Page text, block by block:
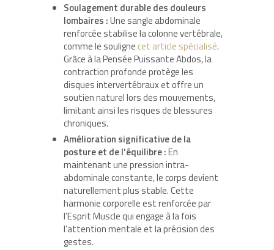
Soulagement durable des douleurs
lombaires :Une sangle abdominale
renforcée stabilise la colonne vertébrale,
comme le souligne cet article spécialisé.
Grâce à la Pensée Puissante Abdos, la
contraction profonde protège les
disques intervertébraux et offre un
soutien naturel lors des mouvements,
limitant ainsi les risques de blessures
chroniques.
Amélioration significative de la
posture et de l’équilibre :En
maintenant une pression intra-
abdominale constante, le corps devient
naturellement plus stable. Cette
harmonie corporelle est renforcée par
l’Esprit Muscle qui engage à la fois
l’attention mentale et la précision des
gestes.